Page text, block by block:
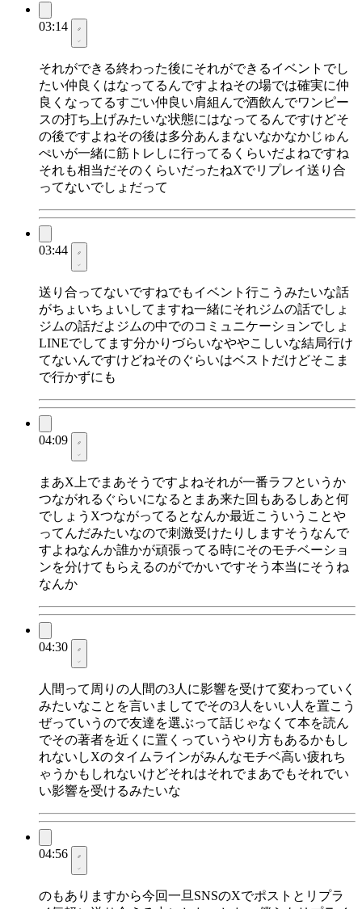
03:14
それができる終わった後にそれができるイベントでし
たい仲良くはなってるんですよねその場では確実に仲
良くなってるすごい仲良い肩組んで酒飲んでワンピー
スの打ち上げみたいな状態にはなってるんですけどそ
の後ですよねその後は多分あんまないなかなかじゅん
ぺいが一緒に筋トレしに行ってるくらいだよねですね
それも相当だそのくらいだったねXでリプレイ送り合
ってないでしょだって
03:44
送り合ってないですねでもイベント行こうみたいな話
がちょいちょいしてますね一緒にそれジムの話でしょ
ジムの話だよジムの中でのコミュニケーションでしょ
LINEでしてます分かりづらいなややこしいな結局行け
てないんですけどねそのぐらいはベストだけどそこま
で行かずにも
04:09
まあX上でまあそうですよねそれが一番ラフというか
つながれるぐらいになるとまあ来た回もあるしあと何
でしょうXつながってるとなんか最近こういうことや
ってんだみたいなので刺激受けたりしますそうなんで
すよねなんか誰かが頑張ってる時にそのモチベーショ
ンを分けてもらえるのがでかいですそう本当にそうね
なんか
04:30
人間って周りの人間の3人に影響を受けて変わっていく
みたいなことを言いましてでその3人をいい人を置こう
ぜっていうので友達を選ぶって話じゃなくて本を読ん
でその著者を近くに置くっていうやり方もあるかもし
れないしXのタイムラインがみんなモチベ高い疲れち
ゃうかもしれないけどそれはそれでまあでもそれでい
い影響を受けるみたいな
04:56
のもありますから今回一旦SNSのXでポストとリプラ